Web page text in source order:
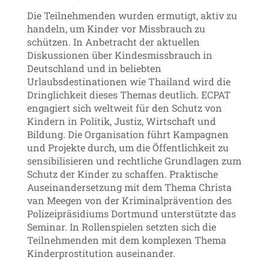
Die Teilnehmenden wurden ermutigt, aktiv zu
handeln, um Kinder vor Missbrauch zu
schützen. In Anbetracht der aktuellen
Diskussionen über Kindesmissbrauch in
Deutschland und in beliebten
Urlaubsdestinationen wie Thailand wird die
Dringlichkeit dieses Themas deutlich. ECPAT
engagiert sich weltweit für den Schutz von
Kindern in Politik, Justiz, Wirtschaft und
Bildung. Die Organisation führt Kampagnen
und Projekte durch, um die Öffentlichkeit zu
sensibilisieren und rechtliche Grundlagen zum
Schutz der Kinder zu schaffen. Praktische
Auseinandersetzung mit dem Thema Christa
van Meegen von der Kriminalprävention des
Polizeipräsidiums Dortmund unterstützte das
Seminar. In Rollenspielen setzten sich die
Teilnehmenden mit dem komplexen Thema
Kinderprostitution auseinander.